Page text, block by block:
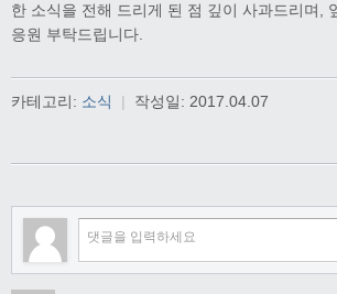
한 소식을 전해 드리게 된 점 깊이 사과드리며,
응원 부탁드립니다.
카테고리: 소식 | 작성일: 2017.04.07